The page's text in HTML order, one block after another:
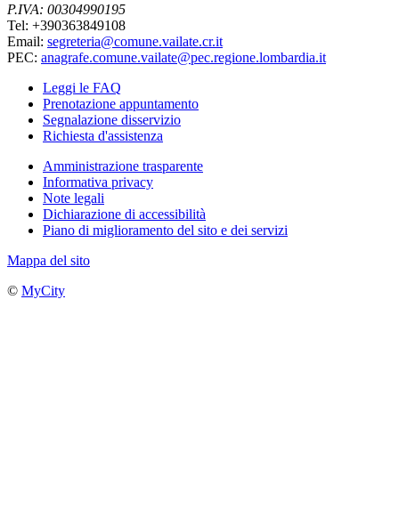
P.IVA: 00304990195
Tel: +390363849108
Email: segreteria@comune.vailate.cr.it
PEC: anagrafe.comune.vailate@pec.regione.lombardia.it
Leggi le FAQ
Prenotazione appuntamento
Segnalazione disservizio
Richiesta d'assistenza
Amministrazione trasparente
Informativa privacy
Note legali
Dichiarazione di accessibilità
Piano di miglioramento del sito e dei servizi
Mappa del sito
© MyCity